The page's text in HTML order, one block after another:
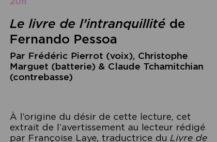
Le livre de l’intranquillité de
Fernando Pessoa
Par Frédéric Pierrot (voix), Christophe
Marguet (batterie) & Claude Tchamitchian
(contrebasse)
À l’origine du désir de cette lecture, cet
extrait de l’avertissement au lecteur rédigé
par Françoise Laye, traductrice du Livre de